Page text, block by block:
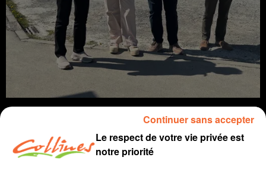
info
Le respect de votre vie privée est
notre priorité
Continuer sans accepter